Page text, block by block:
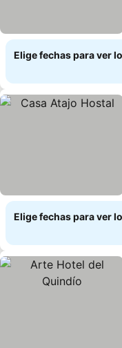
Elige fechas para ver
Elige fechas para ver